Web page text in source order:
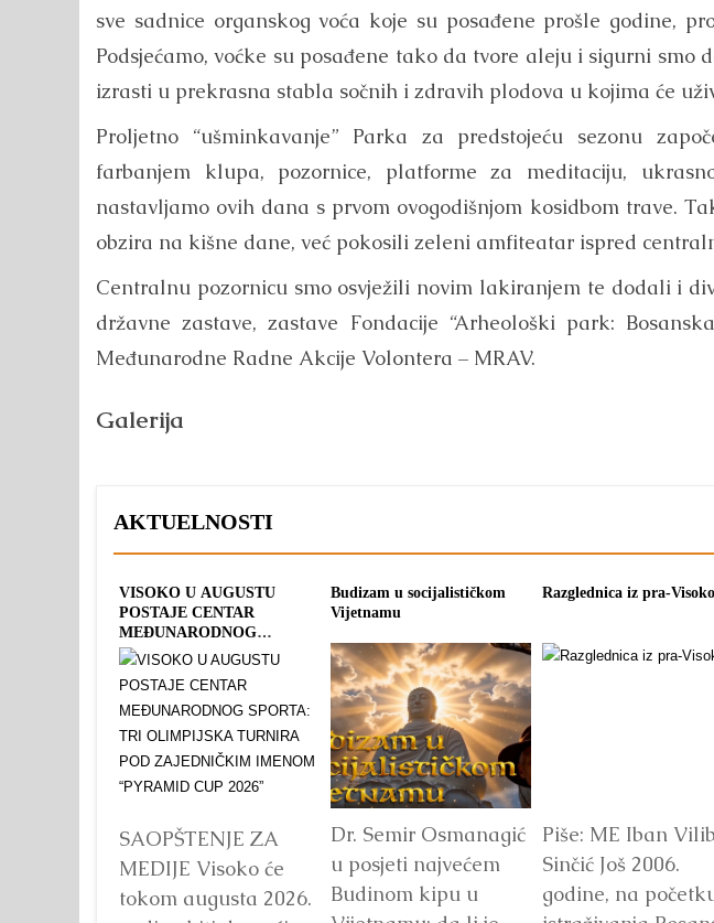
sve sadnice organskog voća koje su posađene prošle godine,
Podsjećamo, voćke su posađene tako da tvore aleju i sigurni smo
izrasti u prekrasna stabla sočnih i zdravih plodova u kojima će
Proljetno “ušminkavanje” Parka za predstojeću sezonu
farbanjem klupa, pozornice, platforme za meditaciju,
nastavljamo ovih dana s prvom ovogodišnjom kosidbom trave.
obzira na kišne dane, već pokosili zeleni amfiteatar ispred
Centralnu pozornicu smo osvježili novim lakiranjem te dodali i
državne zastave, zastave Fondacije “Arheološki park:
Međunarodne Radne Akcije Volontera – MRAV.
Galerija
AKTUELNOSTI
VISOKO U AUGUSTU
POSTAJE CENTAR
MEĐUNARODNOG
SPORTA: TRI OLIMPIJSKA
ZAJEDNIČKIM IMENOM
“PYRAMID CUP 2026”
SAOPŠTENJE ZA
MEDIJE Visoko će
tokom augusta 2026.
Budizam u socijalističkom
Vijetnamu
Dr. Semir Osmanagić
u posjeti najvećem
Budinom kipu u
Razglednica iz pra-Visokog
Piše: ME Iban Vilibor
Sinčić Još 2006.
godine, na početku